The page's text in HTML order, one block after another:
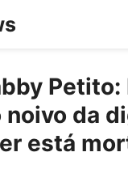
Petito:
da
está